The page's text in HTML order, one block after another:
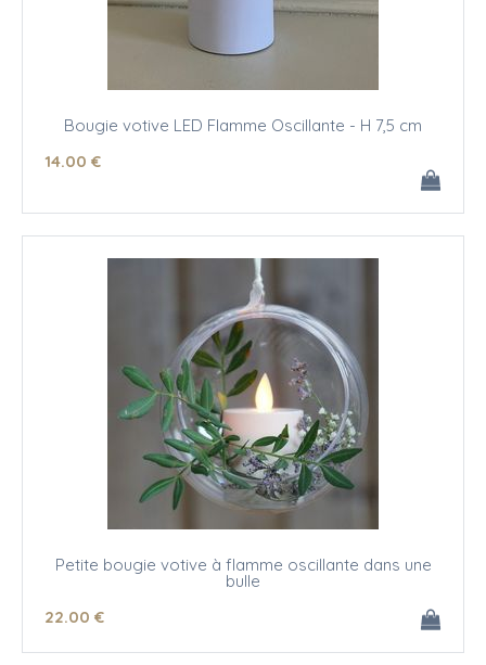
Bougie votive LED Flamme Oscillante - H 7,5 cm
14.00 €
Petite bougie votive à flamme oscillante dans une
bulle
22.00 €